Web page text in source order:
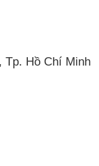
Tp. Hồ Chí Minh